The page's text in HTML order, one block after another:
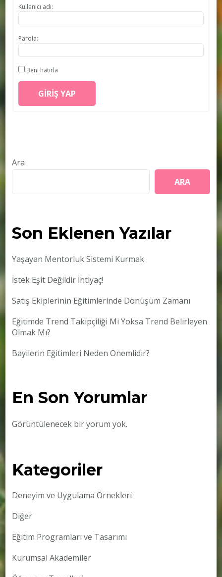
Kullanıcı adı:
Parola:
Beni hatırla
GIRIŞ YAP
Ara
ARA
Son Eklenen Yazılar
Yaşayan Mentorluk Sistemi Kurmak
İstek Eşit Değildir İhtiyaç!
Satış Ekiplerinin Eğitimlerinde Dönüşüm Zamanı
Eğitimde Trend Takipçiliği Mi Yoksa Trend Belirleyen
Olmak Mı?
Bayilerin Eğitimleri Neden Önemlidir?
En Son Yorumlar
Görüntülenecek bir yorum yok.
Kategoriler
Deneyim ve Uygulama Örnekleri
Diğer
Eğitim Programları ve Tasarımı
Kurumsal Akademiler